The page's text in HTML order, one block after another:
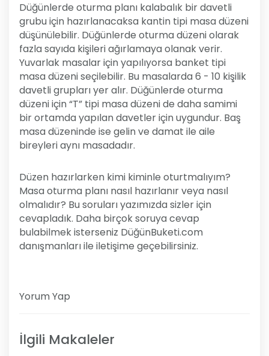
Düğünlerde oturma planı kalabalık bir davetli
grubu için hazırlanacaksa kantin tipi masa düzeni
düşünülebilir. Düğünlerde oturma düzeni olarak
fazla sayıda kişileri ağırlamaya olanak verir.
Yuvarlak masalar için yapılıyorsa banket tipi
masa düzeni seçilebilir. Bu masalarda 6 - 10 kişilik
davetli grupları yer alır. Düğünlerde oturma
düzeni için “T” tipi masa düzeni de daha samimi
bir ortamda yapılan davetler için uygundur. Baş
masa düzeninde ise gelin ve damat ile aile
bireyleri aynı masadadır.
Düzen hazırlarken kimi kiminle oturtmalıyım?
Masa oturma planı nasıl hazırlanır veya nasıl
olmalıdır? Bu soruları yazımızda sizler için
cevapladık. Daha birçok soruya cevap
bulabilmek isterseniz DüğünBuketi.com
danışmanları ile iletişime geçebilirsiniz.
Yorum Yap
İlgili Makaleler